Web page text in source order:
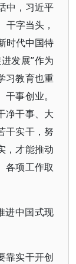
中，习近平
干字当头，
时代中国特
发展”作为
习教育也重
事创业。
净干事、大
干实干，努
，才能推动
各项工作取
进中国式现
靠实干开创